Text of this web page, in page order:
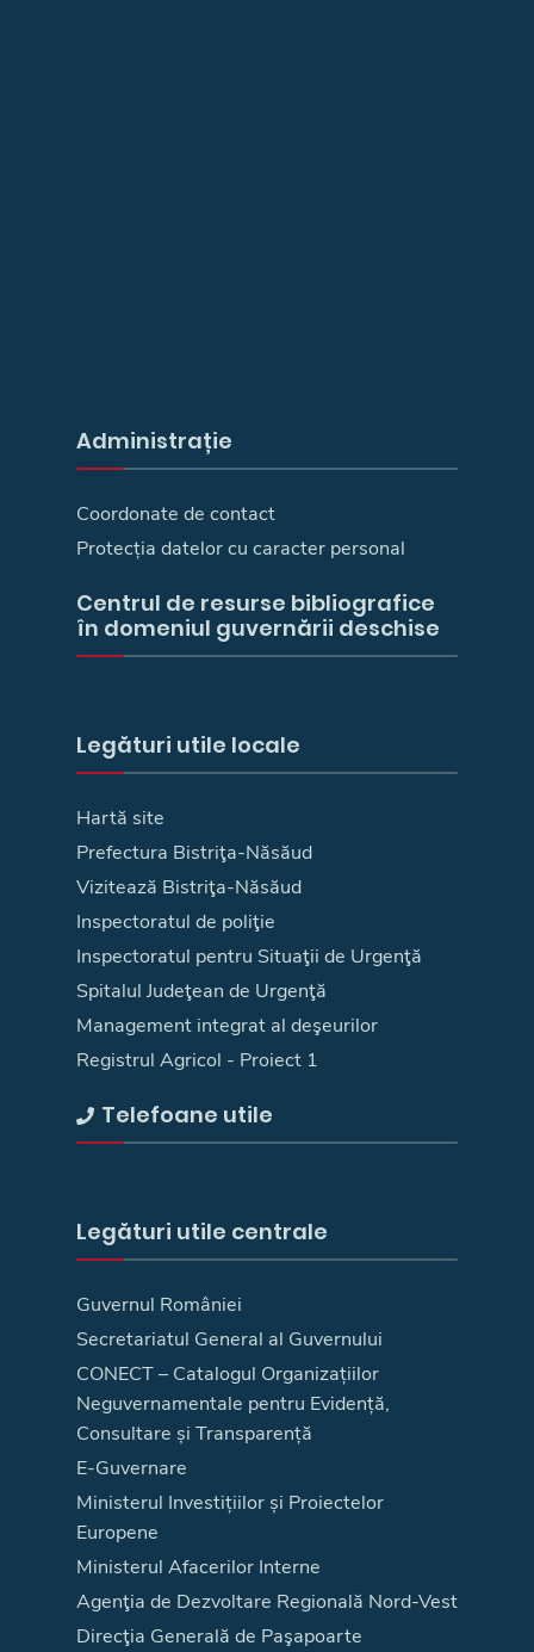
Administrație
Coordonate de contact
Protecția datelor cu caracter personal
Centrul de resurse bibliografice
în domeniul guvernării deschise
Legături utile locale
Hartă site
Prefectura Bistriţa-Năsăud
Vizitează Bistriţa-Năsăud
Inspectoratul de poliţie
Inspectoratul pentru Situaţii de Urgenţă
Spitalul Judeţean de Urgenţă
Management integrat al deşeurilor
Registrul Agricol - Proiect 1
Telefoane utile
Legături utile centrale
Guvernul României
Secretariatul General al Guvernului
CONECT – Catalogul Organizațiilor
Neguvernamentale pentru Evidență,
Consultare și Transparență
E-Guvernare
Ministerul Investițiilor și Proiectelor
Europene
Ministerul Afacerilor Interne
Agenţia de Dezvoltare Regională Nord-Vest
Direcţia Generală de Paşapoarte